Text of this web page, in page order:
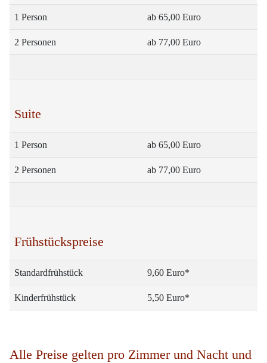
1 Person ab 65,00 Euro
2 Personen ab 77,00 Euro
Suite
1 Person ab 65,00 Euro
2 Personen ab 77,00 Euro
Frühstückspreise
Standardfrühstück 9,60 Euro*
Kinderfrühstück 5,50 Euro*
Alle Preise gelten pro Zimmer und Nacht und